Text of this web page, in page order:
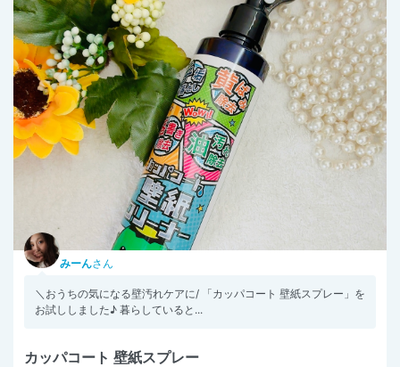
みーんさん
＼おうちの気になる壁汚れケアに/ 「カッパコート 壁紙スプレー」を
お試ししました♪ 暮らしていると...
カッパコート 壁紙スプレー